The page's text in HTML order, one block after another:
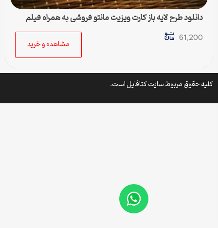
دانلود طرح لایه باز کارت ویزیت مانتو فروشی به همراه فیلم
برجسته
61,200
مشاهده و خرید
کلیه حقوق مربوط سایت کتافایل است.